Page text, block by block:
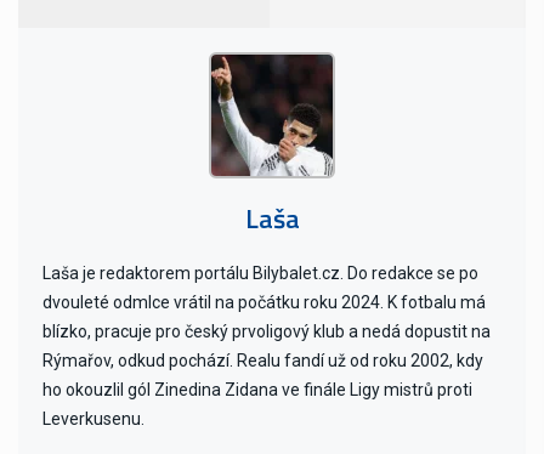
Laša
Laša je redaktorem portálu Bilybalet.cz. Do redakce se po
dvouleté odmlce vrátil na počátku roku 2024. K fotbalu má
blízko, pracuje pro český prvoligový klub a nedá dopustit na
Rýmařov, odkud pochází. Realu fandí už od roku 2002, kdy
ho okouzlil gól Zinedina Zidana ve finále Ligy mistrů proti
Leverkusenu.